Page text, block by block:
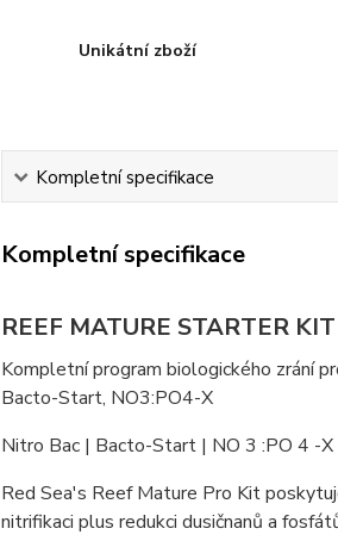
Unikátní zboží
Kompletní specifikace
Kompletní specifikace
REEF MATURE STARTER KIT
Kompletní program biologického zrání
Bacto-Start, NO3:PO4-X
Nitro Bac | Bacto-Start | NO 3 :PO 4 -X
Red Sea's Reef Mature Pro Kit
nitrifikaci plus redukci dusičnanů a